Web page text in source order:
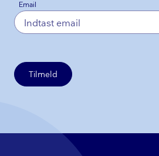
Email
Tilmeld